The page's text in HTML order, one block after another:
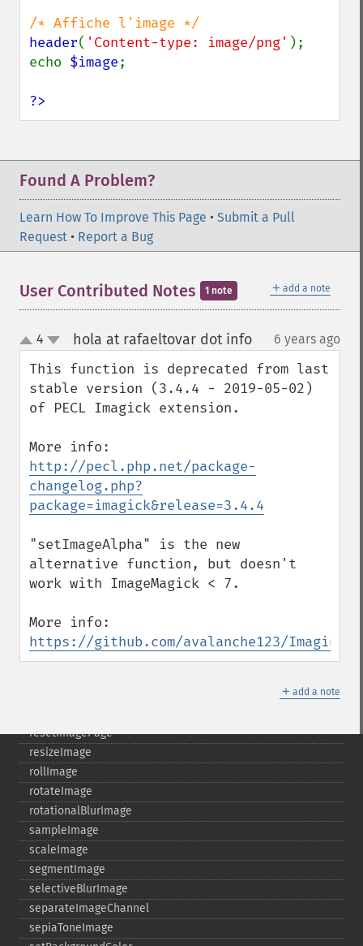
header( 'Content-type: image/png' );
echo $image;
?>
Found A Problem?
Learn How To Improve This Page • Submit a Pull
Request • Report a Bug
＋ add a note
User Contributed Notes 1 note
up
down
4 hola at rafaeltovar dot info¶ 6 years ago
This function is deprecated from last
stable version (3.4.4 - 2019-05-02)
of PECL Imagick extension.
http://pecl.php.net/package-
changelog.php?
package=imagick&release=3.4.4
"setImageAlpha" is the new
alternative function, but doesn't
work with ImageMagick < 7.
https://github.com/avalanche123/Imagine/
＋ add a note
montageImage
morphImages
morphology
negateImage
normalizeImage
opaquePaintImage
optimizeImageLayers
pingImageBlob
posterizeImage
previewImages
previousImage
profileImage
quantizeImages
queryFontMetrics
queryFonts
queryFormats
raiseImage
randomThresholdImage
readImage
readImageBlob
readimages
remapImage
removeImage
resetImagePage
resizeImage
rollImage
rotateImage
rotationalBlurImage
sampleImage
scaleImage
segmentImage
selectiveBlurImage
separateImageChannel
sepiaToneImage